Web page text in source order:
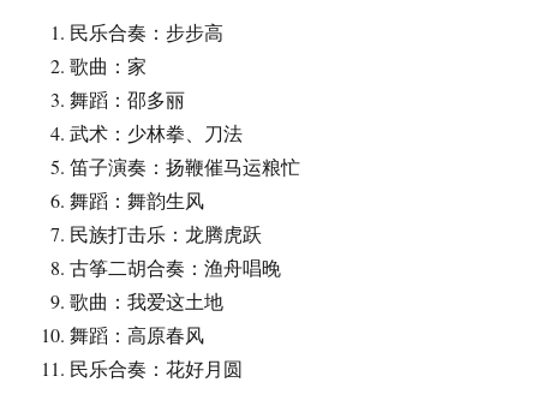
民乐合奏：步步高
歌曲：家
舞蹈：邵多丽
武术：少林拳、刀法
笛子演奏：扬鞭催马运粮忙
舞蹈：舞韵生风
民族打击乐：龙腾虎跃
古筝二胡合奏：渔舟唱晚
歌曲：我爱这土地
舞蹈：高原春风
民乐合奏：花好月圆